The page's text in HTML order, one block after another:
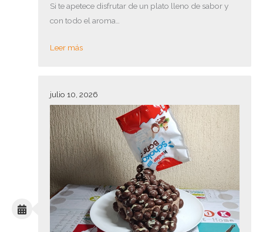
Si te apetece disfrutar de un plato lleno de sabor y
con todo el aroma…
Leer más
julio 10, 2026